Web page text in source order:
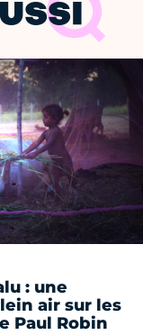
: une
air sur les
Paul Robin